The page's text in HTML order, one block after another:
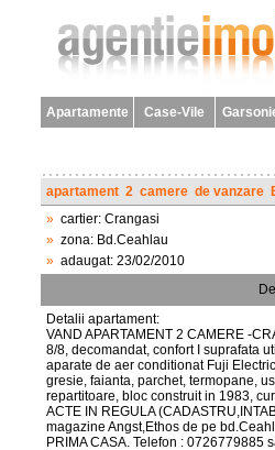
Apartamente Case-Vile
apartament 2 camere de vanzare
» cartier: Crangasi
» zona: Bd.Ceahlau
» adaugat: 23/02/2010
Detalii apartament:
VAND APARTAMENT 2 CAMERE -
8/8, decomandat, confort I suprafata
aparate de aer conditionat Fuji
gresie, faianta, parchet, termopane,
repartitoare, bloc construit in 1983,
ACTE IN REGULA
magazine Angst,Ethos de pe
PRIMA CASA. Telefon : 0726779885